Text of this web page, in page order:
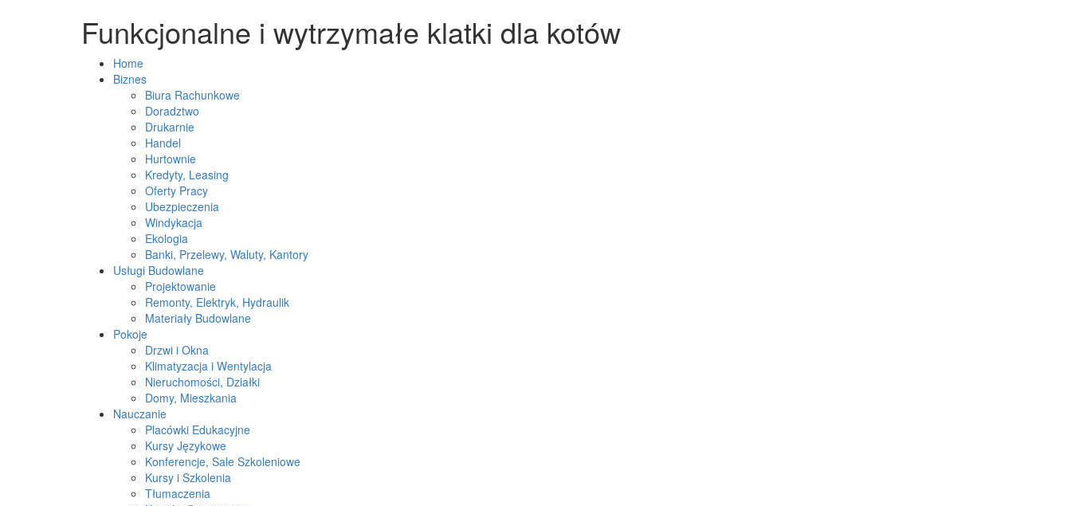
Funkcjonalne i wytrzymałe klatki dla kotów
Home
Biznes
Biura Rachunkowe
Doradztwo
Drukarnie
Handel
Hurtownie
Kredyty, Leasing
Oferty Pracy
Ubezpieczenia
Windykacja
Ekologia
Banki, Przelewy, Waluty, Kantory
Usługi Budowlane
Projektowanie
Remonty, Elektryk, Hydraulik
Materiały Budowlane
Pokoje
Drzwi i Okna
Klimatyzacja i Wentylacja
Nieruchomości, Działki
Domy, Mieszkania
Nauczanie
Placówki Edukacyjne
Kursy Językowe
Konferencje, Sale Szkoleniowe
Kursy i Szkolenia
Tłumaczenia